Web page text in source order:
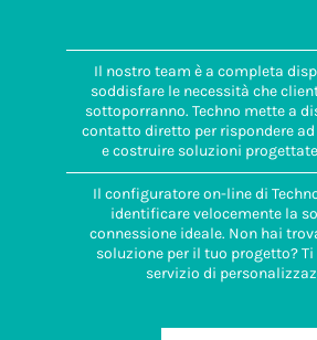
Il nostro team è a completa
soddisfare le necessità che
sottoporranno. Techno mette a
contatto diretto per rispondere
e costruire soluzioni
Il configuratore on-line di
identificare velocemente la
connessione ideale. Non hai
soluzione per il tuo progetto?
servizio di